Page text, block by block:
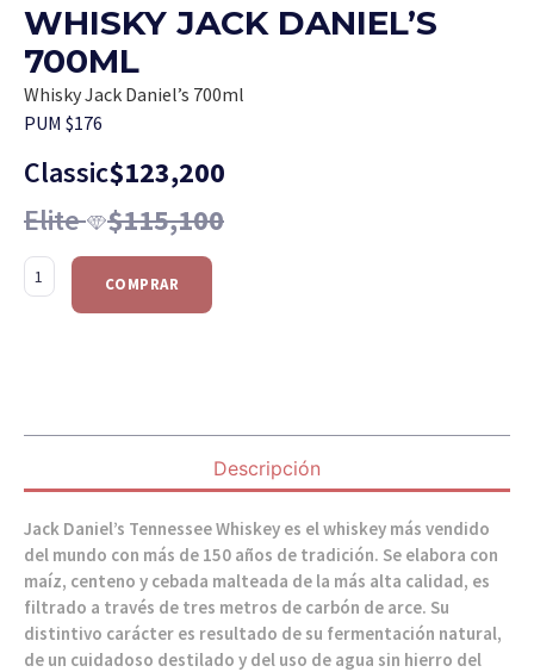
WHISKY JACK DANIEL’S
700ML
Whisky Jack Daniel’s 700ml
PUM $176
Classic$123,200
Elite $115,100
COMPRAR
Descripción
Jack Daniel’s Tennessee Whiskey es el whiskey más vendido
del mundo con más de 150 años de tradición. Se elabora con
maíz, centeno y cebada malteada de la más alta calidad, es
filtrado a través de tres metros de carbón de arce. Su
distintivo carácter es resultado de su fermentación natural,
de un cuidadoso destilado y del uso de agua sin hierro del